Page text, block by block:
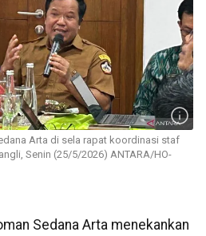
Arta di sela rapat koordinasi staf
Senin (25/5/2026) ANTARA/HO-
Sedana Arta menekankan